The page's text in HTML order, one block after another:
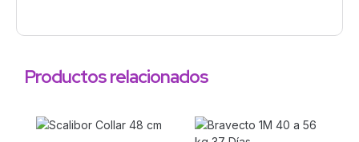
Productos relacionados